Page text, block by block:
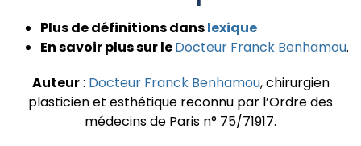
Plus de définitions danslexique
En savoir plus sur leDocteur Franck Benhamou.
Auteur: Docteur Franck Benhamou, chirurgien
plasticien et esthétique reconnu par l’Ordre des
médecins de Paris n° 75/71917.